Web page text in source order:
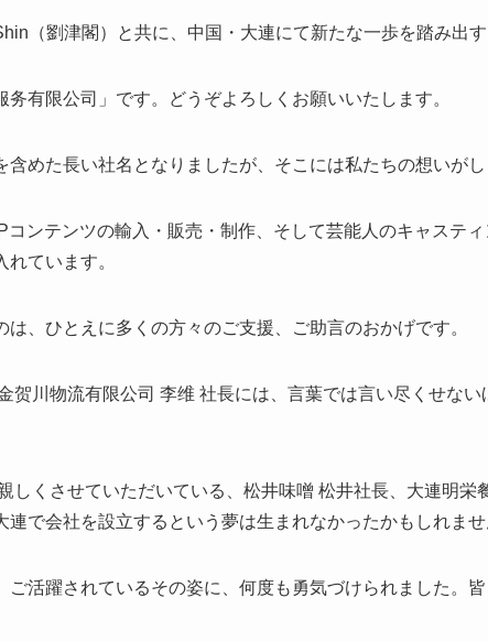
（劉津閣）と共に、中国・大連にて新たな一歩を踏み出す
有限公司」です。どうぞよろしくお願いいたします。
めた長い社名となりましたが、そこには私たちの想いがし
コンテンツの輸入・販売・制作、そして芸能人のキャステ
ています。
、ひとえに多くの方々のご支援、ご助言のおかげです。
贺川物流有限公司 李维 社長には、言葉では言い尽くせな
しくさせていただいている、松井味噌 松井社長、大連明栄
で会社を設立するという夢は生まれなかったかもしれませ
ご活躍されているその姿に、何度も勇気づけられました。